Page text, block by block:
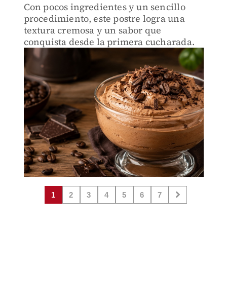
Con pocos ingredientes y un sencillo
procedimiento, este postre logra una
textura cremosa y un sabor que
conquista desde la primera cucharada.
1 2 3 4 5 6 7